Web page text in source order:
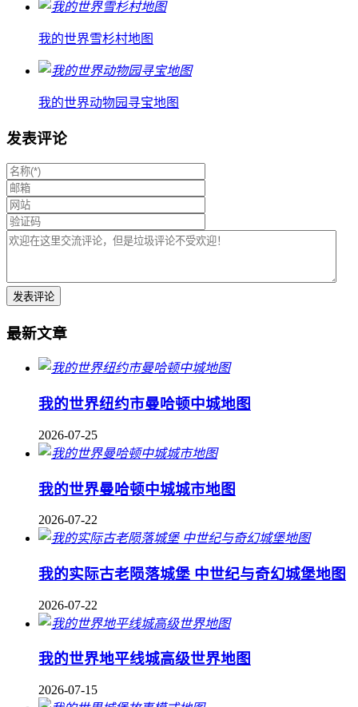
我的世界雪杉村地图
我的世界动物园寻宝地图
发表评论
最新文章
我的世界纽约市曼哈顿中城地图
2026-07-25
我的世界曼哈顿中城城市地图
2026-07-22
我的实际古老陨落城堡 中世纪与奇幻城堡地图
2026-07-22
我的世界地平线城高级世界地图
2026-07-15